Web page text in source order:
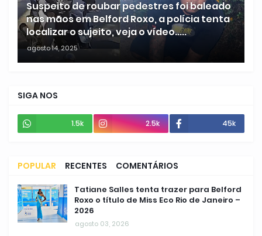
Suspeito de roubar pedestres foi baleado
nas mãos em Belford Roxo, a polícia tenta
localizar o sujeito, veja o vídeo.....
agosto 14, 2025
SIGA NOS
1.5k 2.5k 45k
POPULAR RECENTES COMENTÁRIOS
Tatiane Salles tenta trazer para Belford
Roxo o título de Miss Eco Rio de Janeiro –
2026
agosto 03, 2026